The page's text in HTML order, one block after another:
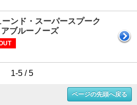
ーンド・スーパースプーク
ブルーノーズ
1-5 / 5
ページの先頭へ戻る